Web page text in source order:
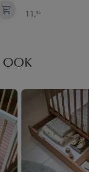
11,95
OOK